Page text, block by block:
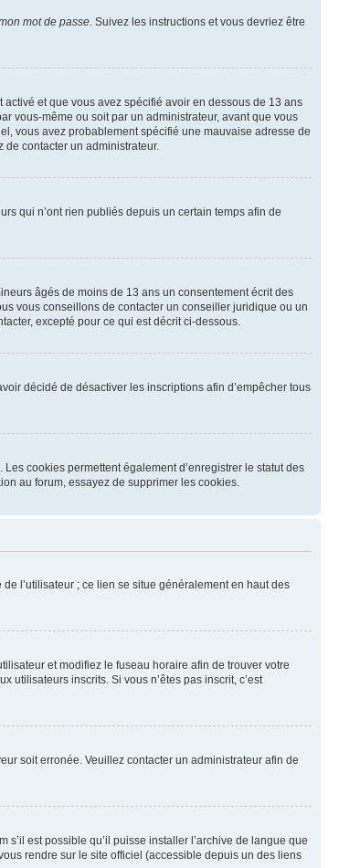
mot de passe. Suivez les instructions et vous devriez être
activé et que vous avez spécifié avoir en dessous de 13 ans
vous-même ou soit par un administrateur, avant que vous
vous avez probablement spécifié une mauvaise adresse de
de contacter un administrateur.
qui n’ont rien publiés depuis un certain temps afin de
âgés de moins de 13 ans un consentement écrit des
vous conseillons de contacter un conseiller juridique ou un
excepté pour ce qui est décrit ci-dessous.
décidé de désactiver les inscriptions afin d’empêcher tous
cookies permettent également d’enregistrer le statut des
au forum, essayez de supprimer les cookies.
l’utilisateur ; ce lien se situe généralement en haut des
et modifiez le fuseau horaire afin de trouver votre
utilisateurs inscrits. Si vous n’êtes pas inscrit, c’est
soit erronée. Veuillez contacter un administrateur afin de
est possible qu’il puisse installer l’archive de langue que
rendre sur le site officiel (accessible depuis un des liens